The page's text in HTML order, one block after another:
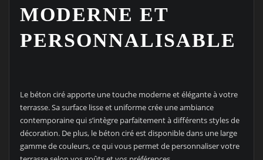
MODERNE ET
PERSONNALISABLE
Le béton ciré apporte une touche moderne et élégante à votre
terrasse. Sa surface lisse et uniforme crée une ambiance
contemporaine qui s’intègre parfaitement à différents styles de
décoration. De plus, le béton ciré est disponible dans une large
gamme de couleurs, ce qui vous permet de personnaliser votre